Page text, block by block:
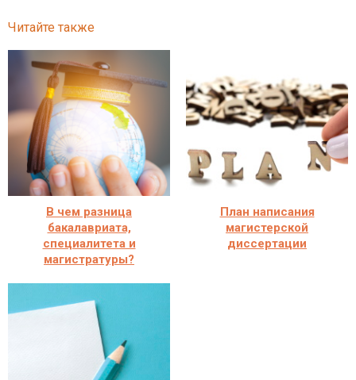
Читайте также
В чем разница
бакалавриата,
специалитета и
магистратуры?
План написания
магистерской
диссертации